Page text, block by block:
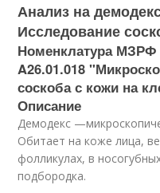
Анализ на
Исследование
Номенклатура МЗРФ
A26.01.018
соскоба с кожи на
Описание
Демодекс
Обитает на коже лица,
фолликулах, в
подбородка.